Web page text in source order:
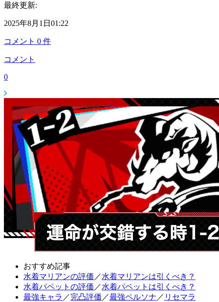
最終更新:
2025年8月1日01:22
コメント 0 件
コメント
0
おすすめ記事
水着マリアンの評価 ／水着マリアンは引くべき？
水着パペットの評価 ／水着パペットは引くべき？
最強キャラ ／完凸評価 ／最強ペルソナ ／ リセマラ